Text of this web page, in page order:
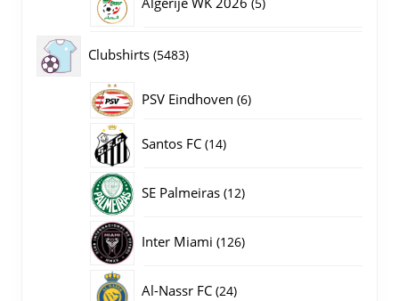
Clubshirts 54835483
producten
PSV Eindhoven 66
Santos FC 1414
SE Palmeiras 1212
Inter Miami 126126
Al-Nassr FC 2424